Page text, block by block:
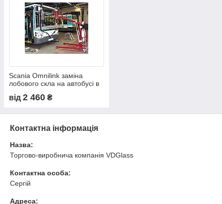
Scania Omnilink заміна
лобового скла на автобусі в
від 2 460 ₴
Контактна інформація
Назва:
Торгово-виробнича компанія VDGlass
Контактна особа:
Сергій
Адреса: